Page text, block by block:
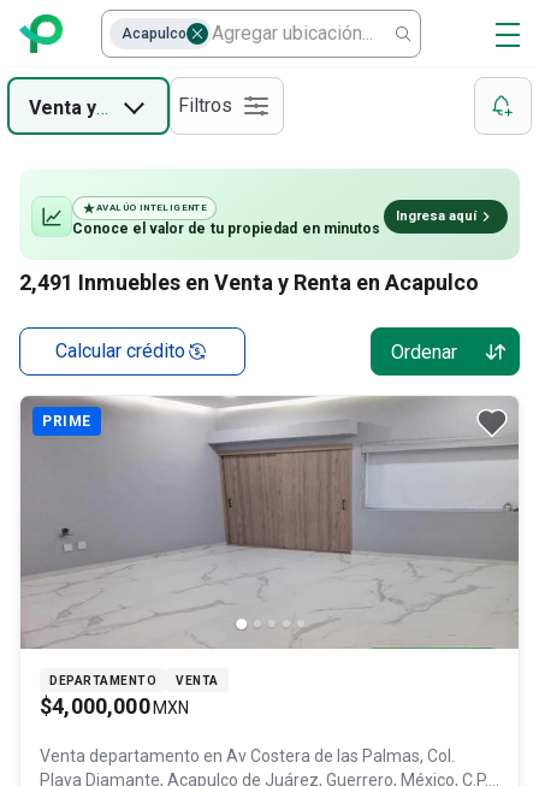
Venta yRenta Filtros
2,491 Inmuebles en Venta y Renta en Acapulco
Calcular crédito Ordenar
AVALÚO INTELIGENTE
Conoce el valor de tu propiedad en minutos
Ingresa aquí
PRIME
DEPARTAMENTO VENTA
$4,000,000 MXN
Venta departamento en Av Costera de las Palmas, Col.
Playa Diamante, Acapulco de Juárez, Guerrero, México, C.P.
Casas en renta en Acapulco
Departamentos en renta en Acapulco
Cuartos en renta en Acapulco
Acapulco